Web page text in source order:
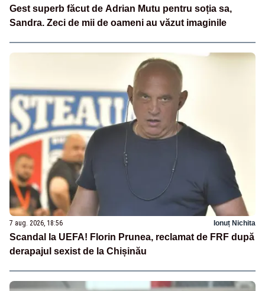
Gest superb făcut de Adrian Mutu pentru soția sa,
Sandra. Zeci de mii de oameni au văzut imaginile
7 aug. 2026, 18:56 Ionuț Nichita
Scandal la UEFA! Florin Prunea, reclamat de FRF după
derapajul sexist de la Chișinău